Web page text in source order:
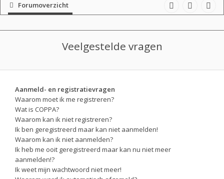
Forumoverzicht
Veelgestelde vragen
Aanmeld- en registratievragen
Waarom moet ik me registreren?
Wat is COPPA?
Waarom kan ik niet registreren?
Ik ben geregistreerd maar kan niet aanmelden!
Waarom kan ik niet aanmelden?
Ik heb me ooit geregistreerd maar kan nu niet meer
aanmelden!?
Ik weet mijn wachtwoord niet meer!